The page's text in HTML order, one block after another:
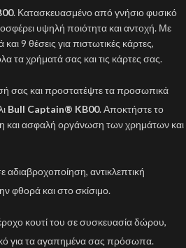
. Κατασκευασμένο από γνήσιο φυσικό
υψηλή ποιότητα και αντοχή. Με
9 θέσεις για πιστωτικές κάρτες,
τα χρήματά σας και τις κάρτες σας.
σας και προστατέψτε τα προσωπικά
Bull Captain® KB00. Αποκτήστε το
και ασφαλή οργάνωση των χρημάτων και
αδιαβροχοποίηση, αντικλεπτική
φθορά και στο σκίσιμο.
κουτί του σε συσκευασία δώρου,
για τα αγαπημένα σας πρόσωπα.